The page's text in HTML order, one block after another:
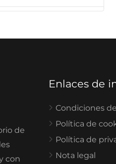
de
con
Enlaces de
Condiciones
Política de
Política de
Nota legal